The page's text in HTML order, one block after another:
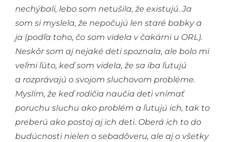
nechýbali, lebo som netušila, že existujú. Ja
som si myslela, že nepočujú len staré babky a
ja (podľa toho, čo som videla v čakárni u ORL).
Neskôr som aj nejaké deti spoznala, ale bolo mi
veľmi ľúto, keď som videla, že sa iba ľutujú
a rozprávajú o svojom sluchovom probléme.
Myslím, že keď rodičia naučia deti vnímať
poruchu sluchu ako problém a ľutujú ich, tak to
preberú ako postoj aj ich deti. Oberá ich to do
budúcnosti nielen o sebadôveru, ale aj o všetky